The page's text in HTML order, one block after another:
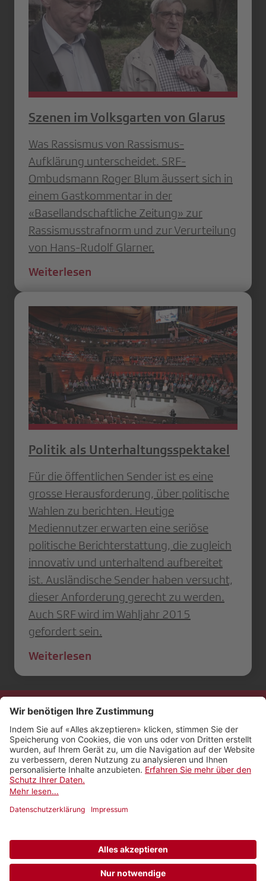
Szenen im Volksgarten von Glarus
Was Rassismus von Rassismus-
Aufklärung unterscheidet. SRF-
Ombudsmann Roger Blum äussert sich in
einem Gastkommentar in der
«Basellandschaftliche Zeitung» zur
Rassismusstrafnorm und zur Verurteilung
von Hans-Rudolf Glarner.
Weiterlesen
Politik als Unterhaltungsspektakel
Für die öffentlichen Sender ist es eine
grosse Herausforderung, über politische
Wahlen zu berichten. Heutige
Mediennutzer erwarten eine seriöse
politische Berichterstattung, die zugleich
innovativ und unterhaltend aufbereitet
ist. Ausländische Sender haben versucht,
dieser Anforderung gerecht zu werden.
Auch SRF wird im Wahljahr 2015
gefordert sein.
Weiterlesen
Kontakt
Impressum
Rechtliches
Netiquette